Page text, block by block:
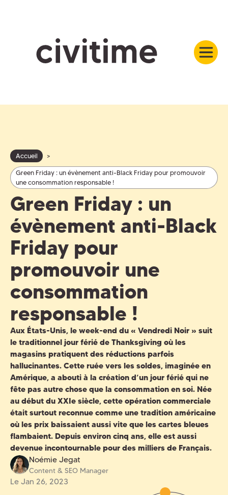
Accueil >
Green Friday : un évènement anti-Black Friday pour promouvoir
une consommation responsable !
Green Friday : un
évènement anti-Black
Friday pour
promouvoir une
consommation
responsable !
Aux États-Unis, le week-end du « Vendredi Noir » suit
le traditionnel jour férié de Thanksgiving où les
magasins pratiquent des réductions parfois
hallucinantes. Cette ruée vers les soldes, imaginée en
Amérique, a abouti à la création d’un jour férié qui ne
fête pas autre chose que la consommation en soi. Née
au début du XXIe siècle, cette opération commerciale
était surtout reconnue comme une tradition américaine
où les prix baissaient aussi vite que les cartes bleues
flambaient. Depuis environ cinq ans, elle est aussi
devenue incontournable pour des milliers de Français.
Noémie Jegat
Content & SEO Manager
Le Jan 26, 2023